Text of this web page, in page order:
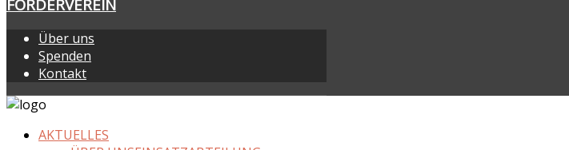
FÖRDERVEREIN
Über uns
Spenden
Kontakt
AKTUELLES